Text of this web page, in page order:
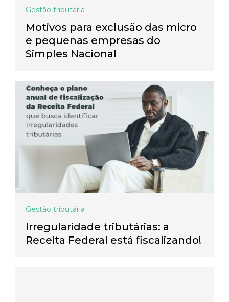
Gestão tributária
Motivos para exclusão das micro
e pequenas empresas do
Simples Nacional
Gestão tributária
Irregularidade tributárias: a
Receita Federal está fiscalizando!